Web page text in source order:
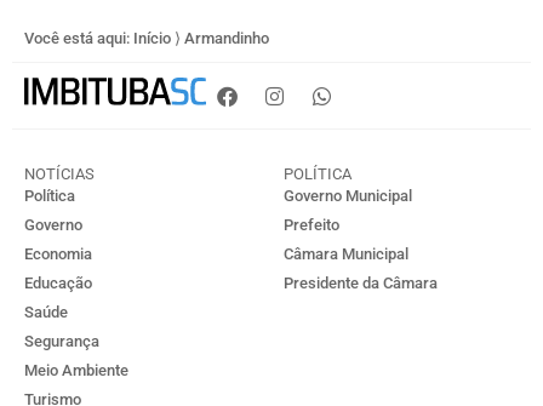
Você está aqui: Início ⟩ Armandinho
NOTÍCIAS
Política
Governo
Economia
Educação
Saúde
Segurança
Meio Ambiente
Turismo
POLÍTICA
Governo Municipal
Prefeito
Câmara Municipal
Presidente da Câmara